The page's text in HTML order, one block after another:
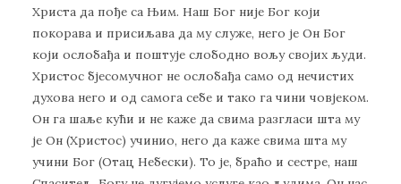
Христа да пође са Њим. Наш Бог није Бог који
покорава и присиљава да му служе, него је Он Бог
који ослобађа и поштује слободно вољу својих људи.
Христос бјесомучног не ослобађа само од нечистих
духова него и од самога себе и тако га чини човјеком.
Он га шаље кући и не каже да свима разгласи шта му
је Он (Христос) учинио, него да каже свима шта му
учини Бог (Отац Небески). То је, браћо и сестре, наш